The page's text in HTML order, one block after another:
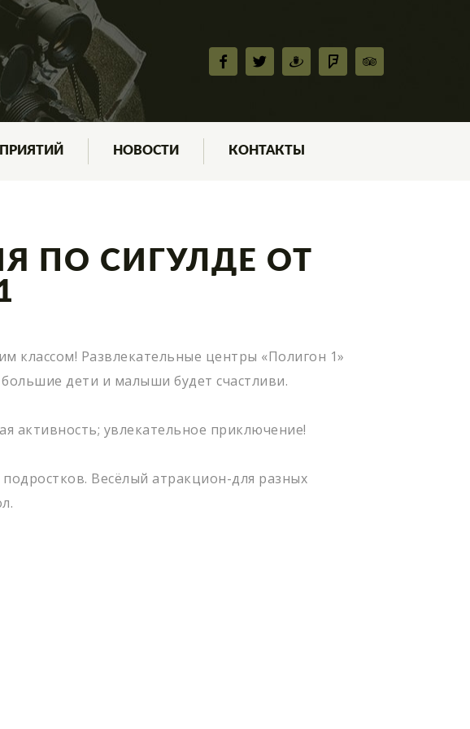
НОВОСТИ КОНТАКТЫ
ПО СИГУЛДЕ ОТ
классом! Развлекательные центры «Полигон 1»
дети и малыши будет счастливи.
активность; увлекательное приключение!
Весёлый атракцион-для разных